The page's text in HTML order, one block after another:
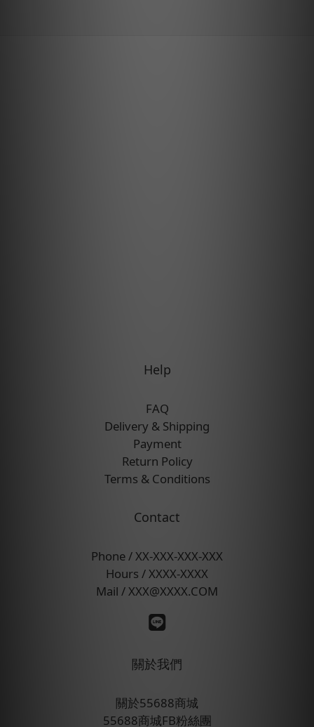
Help
FAQ
Delivery & Shipping
Payment
Return Policy
Terms & Conditions
Contact
Phone / XX-XXX-XXX-XXX
Hours / XXXX-XXXX
Mail / XXX@XXXX.COM
關於我們
關於55688商城
55688商城FB粉絲團